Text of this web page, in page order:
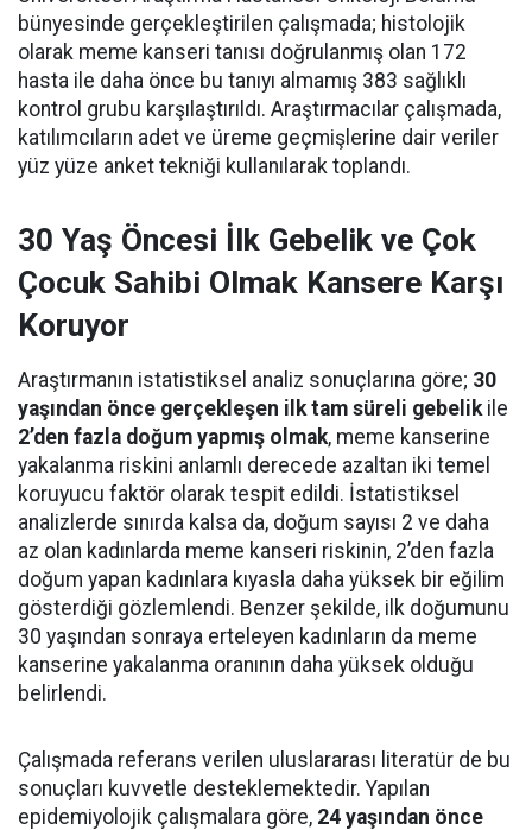
bünyesinde gerçekleştirilen çalışmada; histolojik
olarak meme kanseri tanısı doğrulanmış olan 172
hasta ile daha önce bu tanıyı almamış 383 sağlıklı
kontrol grubu karşılaştırıldı. Araştırmacılar çalışmada,
katılımcıların adet ve üreme geçmişlerine dair veriler
yüz yüze anket tekniği kullanılarak toplandı.
30 Yaş Öncesi İlk Gebelik ve Çok
Çocuk Sahibi Olmak Kansere Karşı
Koruyor
Araştırmanın istatistiksel analiz sonuçlarına göre; 30
yaşından önce gerçekleşen ilk tam süreli gebelikile
2’den fazla doğum yapmış olmak, meme kanserine
yakalanma riskini anlamlı derecede azaltan iki temel
koruyucu faktör olarak tespit edildi. İstatistiksel
analizlerde sınırda kalsa da, doğum sayısı 2 ve daha
az olan kadınlarda meme kanseri riskinin, 2’den fazla
doğum yapan kadınlara kıyasla daha yüksek bir eğilim
gösterdiği gözlemlendi. Benzer şekilde, ilk doğumunu
30 yaşından sonraya erteleyen kadınların da meme
kanserine yakalanma oranının daha yüksek olduğu
belirlendi.
Çalışmada referans verilen uluslararası literatür de bu
sonuçları kuvvetle desteklemektedir. Yapılan
epidemiyolojik çalışmalara göre, 24 yaşından önce